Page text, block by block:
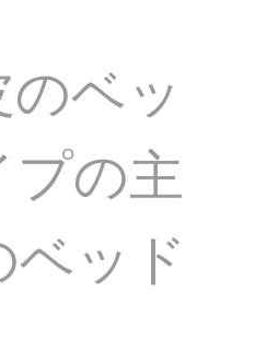
ベッ
の主
ッド